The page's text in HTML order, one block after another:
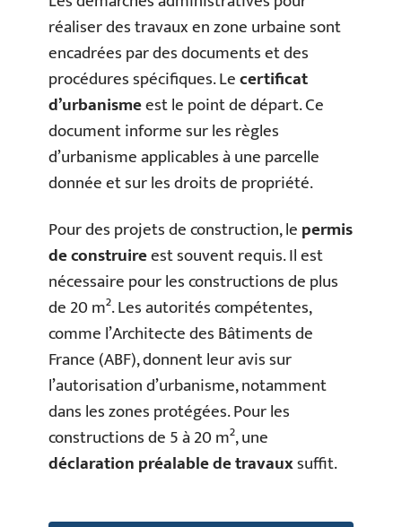
réaliser des travaux en zone urbaine sont
encadrées par des documents et des
procédures spécifiques. Lecertificat
d’urbanismeest le point de départ. Ce
document informe sur les règles
d’urbanisme applicables à une parcelle
donnée et sur les droits de propriété.
Pour des projets de construction, lepermis
de construireest souvent requis. Il est
nécessaire pour les constructions de plus
de 20 m². Les autorités compétentes,
comme l’Architecte des Bâtiments de
France (ABF), donnent leur avis sur
l’autorisation d’urbanisme, notamment
dans les zones protégées. Pour les
constructions de 5 à 20 m², une
déclaration préalable de travauxsuffit.